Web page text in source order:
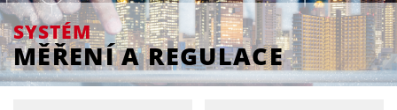
SYSTÉM
MĚŘENÍ A REGULACE